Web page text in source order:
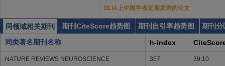
GLIA上中国学者近期发表的论文
同领域相关期刊 期刊CiteScore趋势图 期刊自引率趋势图
期刊分
同类著名期刊名称
h-index
NATURE REVIEWS NEUROSCIENCE 357 39.10